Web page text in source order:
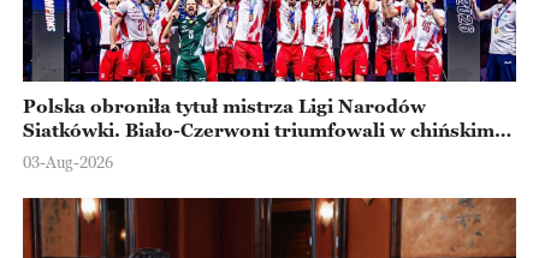
Polska obroniła tytuł mistrza Ligi Narodów
Siatkówki. Biało-Czerwoni triumfowali w chińskim
Ningbo
03-Aug-2026